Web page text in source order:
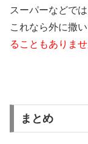
スーパーなどで
これなら外に撒
ることもありませ
まとめ